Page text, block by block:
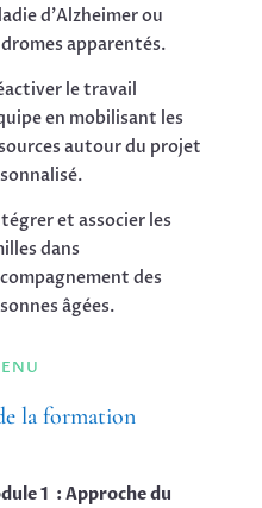
d’Alzheimer ou
apparentés.
le travail
en mobilisant les
autour du projet
et associer les
dans
des
âgées.
la formation
1 : Approche du